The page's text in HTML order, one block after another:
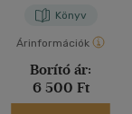
Könyv
Árinformációk
Borító ár:
6 500 Ft